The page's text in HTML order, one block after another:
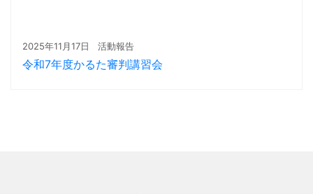
2025年11月17日 活動報告
令和7年度かるた審判講習会